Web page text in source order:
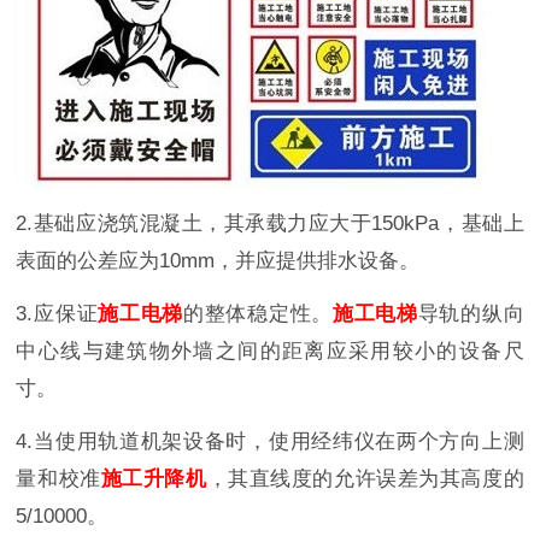
2.基础应浇筑混凝土，其承载力应大于150kPa，基础上
表面的公差应为10mm，并应提供排水设备。
3.应保证施工电梯的整体稳定性。 施工电梯导轨的纵向
中心线与建筑物外墙之间的距离应采用较小的设备尺
寸。
4.当使用轨道机架设备时，使用经纬仪在两个方向上测
量和校准施工升降机，其直线度的允许误差为其高度的
5/10000。